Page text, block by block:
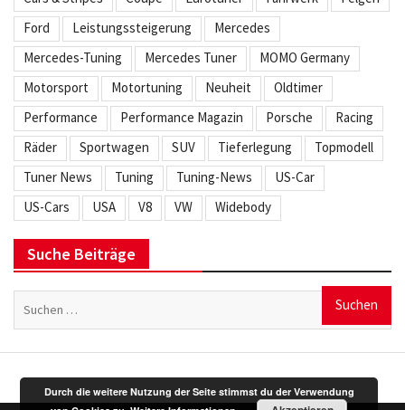
Ford
Leistungssteigerung
Mercedes
Mercedes-Tuning
Mercedes Tuner
MOMO Germany
Motorsport
Motortuning Neuheit
Oldtimer
Performance
Performance Magazin Porsche
Racing
Räder
Sportwagen SUV Tieferlegung
Topmodell
Tuner News
Tuning Tuning-News
US-Car
US-Cars
USA V8 VW Widebody
Suche Beiträge
Suchen
nach:
Durch die weitere Nutzung der Seite stimmst du der Verwendung